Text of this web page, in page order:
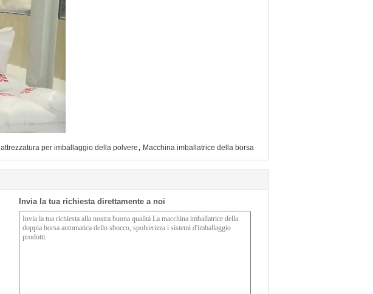
attrezzatura per imballaggio della polvere, Macchina imballatrice della borsa
Invia la tua richiesta direttamente a noi